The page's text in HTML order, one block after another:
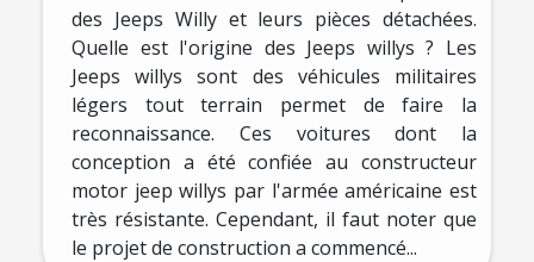
des Jeeps Willy et leurs pièces détachées.
Quelle est l'origine des Jeeps willys ? Les
Jeeps willys sont des véhicules militaires
légers tout terrain permet de faire la
reconnaissance. Ces voitures dont la
conception a été confiée au constructeur
motor jeep willys par l'armée américaine est
très résistante. Cependant, il faut noter que
le projet de construction a commencé...